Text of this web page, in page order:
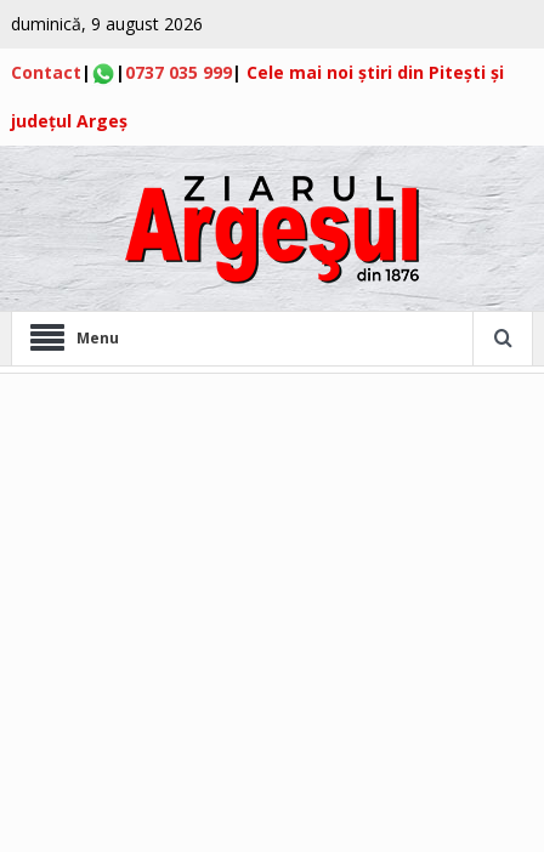
duminică, 9 august 2026
Contact | | 0737 035 999| Cele mai noi știri din Pitești și
județul Argeș
Menu